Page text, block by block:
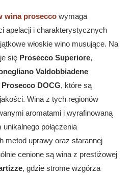
wina prosecco wymaga
apelacji i charakterystycznych
włoskie wino musujące. Na
się Prosecco Superiore,
Valdobbiadene
DOCG, które są
Wina z tych regionów
aromatami i wyrafinowaną
połączenia
metod uprawy oraz starannej
cenione są wina z prestiżowej
, gdzie strome wzgórza